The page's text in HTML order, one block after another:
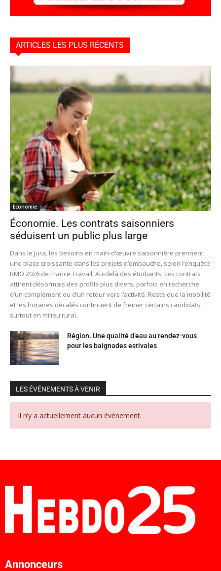
ARTICLES LES PLUS RÉCENTS
Economie
Économie. Les contrats saisonniers
séduisent un public plus large
Dans le Jura, les besoins en main-d’œuvre saisonnière prennent
une place croissante dans les projets d’embauche, selon l’enquête
BMO 2026 de France Travail. Au-delà des étudiants, ces contrats
attirent désormais des profils plus divers, parfois en recherche
d’un complément ou d’un retour vers l’activité. Reste que la mobilité
et les horaires décalés continuent de freiner certains candidats,
surtout en milieu rural.
Région. Une qualité d’eau au rendez-vous
pour les baignades estivales
LES ÉVÉNEMENTS À VENIR
Il n’y a actuellement aucun évènement.
Annonceurs